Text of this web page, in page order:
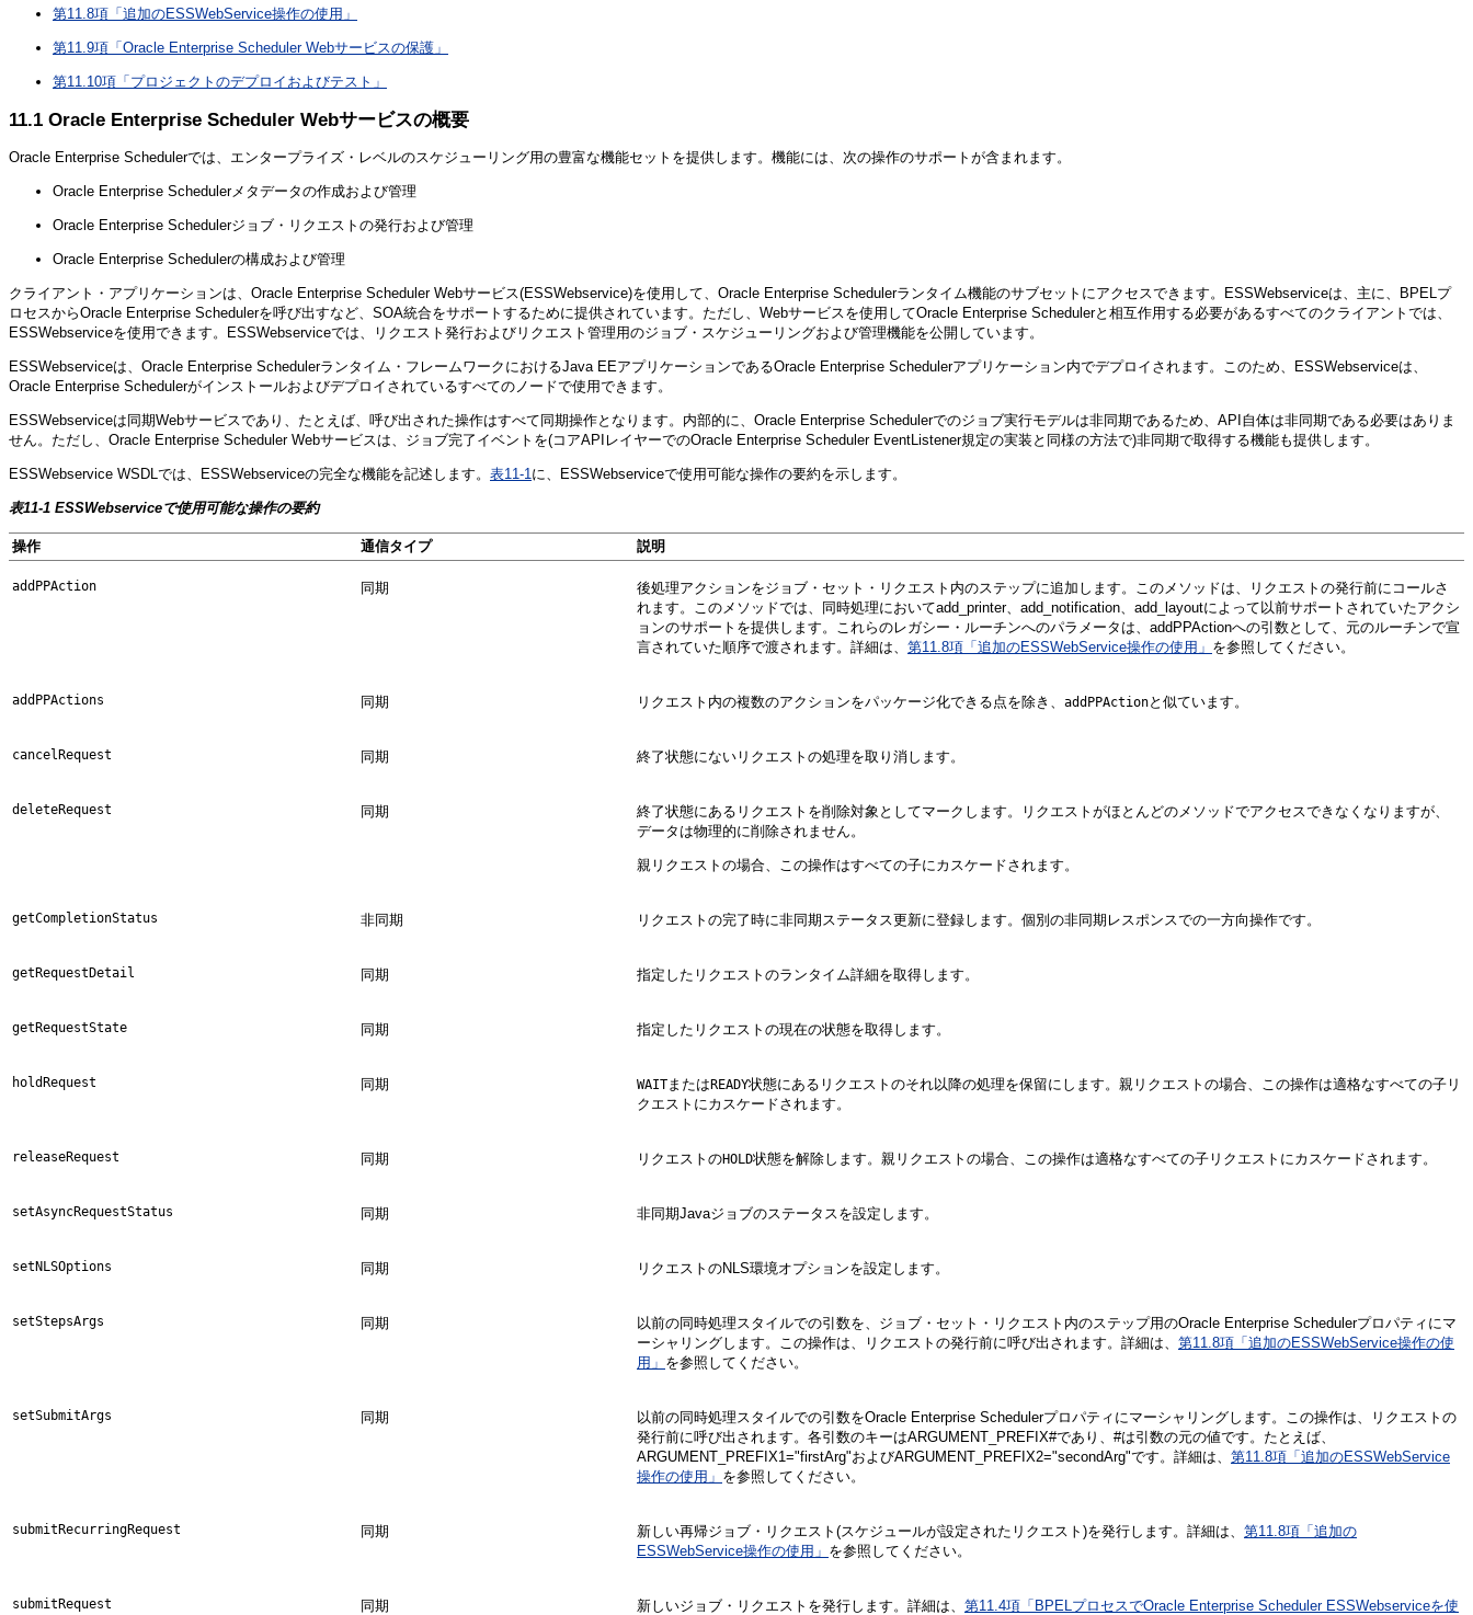
第11.8項「追加のESSWebService操作の使用」
第11.9項「Oracle Enterprise Scheduler Webサービスの保護」
第11.10項「プロジェクトのデプロイおよびテスト」
11.1 Oracle Enterprise Scheduler Webサービスの概要
Oracle Enterprise Schedulerでは、エンタープライズ・レベルのスケジューリング用の豊富な機能セットを提供します。機能には、次の操作のサポートが含まれます。
Oracle Enterprise Schedulerメタデータの作成および管理
Oracle Enterprise Schedulerジョブ・リクエストの発行および管理
Oracle Enterprise Schedulerの構成および管理
クライアント・アプリケーションは、Oracle Enterprise Scheduler Webサービス(ESSWebservice)を使用して、Oracle Enterprise Schedulerランタイム機能のサブセットにアクセスできます。ESSWebserviceは、主に、BPELプ
ロセスからOracle Enterprise Schedulerを呼び出すなど、SOA統合をサポートするために提供されています。ただし、Webサービスを使用してOracle Enterprise Schedulerと相互作用する必要があるすべてのクライアントでは、
ESSWebserviceを使用できます。ESSWebserviceでは、リクエスト発行およびリクエスト管理用のジョブ・スケジューリングおよび管理機能を公開しています。
ESSWebserviceは、Oracle Enterprise Schedulerランタイム・フレームワークにおけるJava EEアプリケーションであるOracle Enterprise Schedulerアプリケーション内でデプロイされます。このため、ESSWebserviceは、
Oracle Enterprise Schedulerがインストールおよびデプロイされているすべてのノードで使用できます。
ESSWebserviceは同期Webサービスであり、たとえば、呼び出された操作はすべて同期操作となります。内部的に、Oracle Enterprise Schedulerでのジョブ実行モデルは非同期であるため、API自体は非同期である必要はありま
せん。ただし、Oracle Enterprise Scheduler Webサービスは、ジョブ完了イベントを(コアAPIレイヤーでのOracle Enterprise Scheduler EventListener規定の実装と同様の方法で)非同期で取得する機能も提供します。
ESSWebservice WSDLでは、ESSWebserviceの完全な機能を記述します。 表11-1 に、ESSWebserviceで使用可能な操作の要約を示します。
表11-1 ESSWebserviceで使用可能な操作の要約
操作 通信タイプ 説明
addPPAction 同期
後処理アクションをジョブ・セット・リクエスト内のステップに追加します。このメソッドは、リクエストの発行前にコールさ
れます。このメソッドでは、同時処理においてadd_printer、add_notification、add_layoutによって以前サポートされていたアクシ
ョンのサポートを提供します。これらのレガシー・ルーチンへのパラメータは、addPPActionへの引数として、元のルーチンで宣
言されていた順序で渡されます。詳細は、 第11.8項「追加のESSWebService操作の使用」 を参照してください。
addPPActions 同期 リクエスト内の複数のアクションをパッケージ化できる点を除き、 addPPActionと似ています。
cancelRequest 同期 終了状態にないリクエストの処理を取り消します。
deleteRequest 同期
終了状態にあるリクエストを削除対象としてマークします。リクエストがほとんどのメソッドでアクセスできなくなりますが、
データは物理的に削除されません。
親リクエストの場合、この操作はすべての子にカスケードされます。
getCompletionStatus 非同期 リクエストの完了時に非同期ステータス更新に登録します。個別の非同期レスポンスでの一方向操作です。
getRequestDetail 同期 指定したリクエストのランタイム詳細を取得します。
getRequestState 同期 指定したリクエストの現在の状態を取得します。
holdRequest 同期 WAIT またはREADY状態にあるリクエストのそれ以降の処理を保留にします。親リクエストの場合、この操作は適格なすべての子リ
クエストにカスケードされます。
releaseRequest 同期 リクエストのHOLD状態を解除します。親リクエストの場合、この操作は適格なすべての子リクエストにカスケードされます。
setAsyncRequestStatus 同期 非同期Javaジョブのステータスを設定します。
setNLSOptions 同期 リクエストのNLS環境オプションを設定します。
setStepsArgs 同期
以前の同時処理スタイルでの引数を、ジョブ・セット・リクエスト内のステップ用のOracle Enterprise Schedulerプロパティにマ
ーシャリングします。この操作は、リクエストの発行前に呼び出されます。詳細は、 第11.8項「追加のESSWebService操作の使
用」 を参照してください。
setSubmitArgs 同期
以前の同時処理スタイルでの引数をOracle Enterprise Schedulerプロパティにマーシャリングします。この操作は、リクエストの
発行前に呼び出されます。各引数のキーはARGUMENT_PREFIX#であり、#は引数の元の値です。たとえば、
ARGUMENT_PREFIX1="firstArg"およびARGUMENT_PREFIX2="secondArg"です。詳細は、 第11.8項「追加のESSWebService
操作の使用」 を参照してください。
submitRecurringRequest 同期 新しい再帰ジョブ・リクエスト(スケジュールが設定されたリクエスト)を発行します。詳細は、 第11.8項「追加の
ESSWebService操作の使用」 を参照してください。
submitRequest 同期 新しいジョブ・リクエストを発行します。詳細は、 第11.4項「BPELプロセスでOracle Enterprise Scheduler ESSWebserviceを使